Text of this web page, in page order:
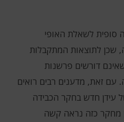
סופית לשאלת האופי
שכן לתוצאות המתקבלות
דורשים פרשנות
עם זאת, מדענים רבים רואים
חדש בחקר הכבידה
מחקר כזה נראה קשה